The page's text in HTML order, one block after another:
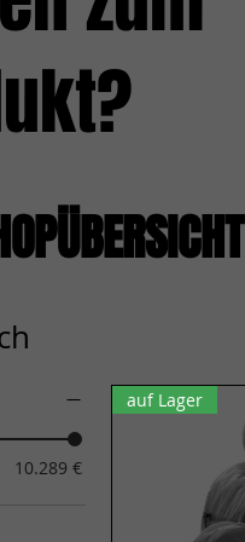
10.289 €
auf Lager